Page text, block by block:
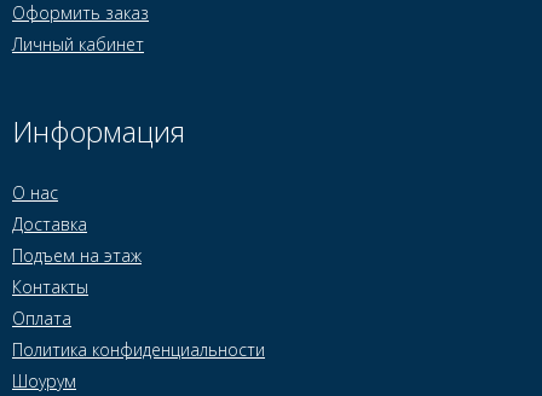
Оформить заказ
Личный кабинет
Информация
О нас
Доставка
Подъем на этаж
Контакты
Оплата
Политика конфиденциальности
Шоурум